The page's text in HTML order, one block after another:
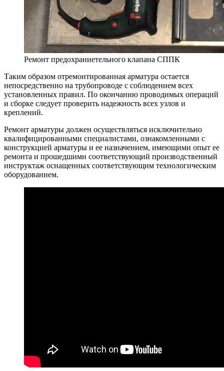
Ремонт предохраниетельного клапана СППК
Таким образом отремонтированная арматура остается
непосредственно на трубопроводе с соблюдением всех
установленных правил. По окончанию проводимых операций
и сборке следует проверить надежность всех узлов и
креплений.
Ремонт арматуры должен осуществляться исключительно
квалифицированными специалистами, ознакомленными с
конструкцией арматуры и ее назначением, имеющими опыт ее
ремонта и прошедшими соответствующий производственный
инструктаж оснащенных соответствующим технологическим
оборудованием.